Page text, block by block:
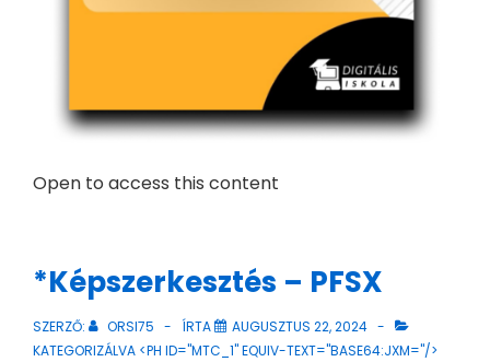
Open to access this content
*Képszerkesztés – PFSX
SZERZŐ: ORSI75 ÍRTA
AUGUSZTUS 22, 2024
KATEGORIZÁLVA <PH ID="MTC_1" EQUIV-TEXT="BASE64:JXM="/>